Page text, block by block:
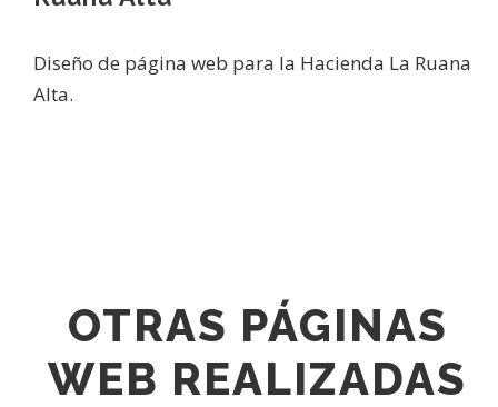
Diseño de página web para la Hacienda La Ruana
Alta.
OTRAS PÁGINAS
WEB REALIZADAS